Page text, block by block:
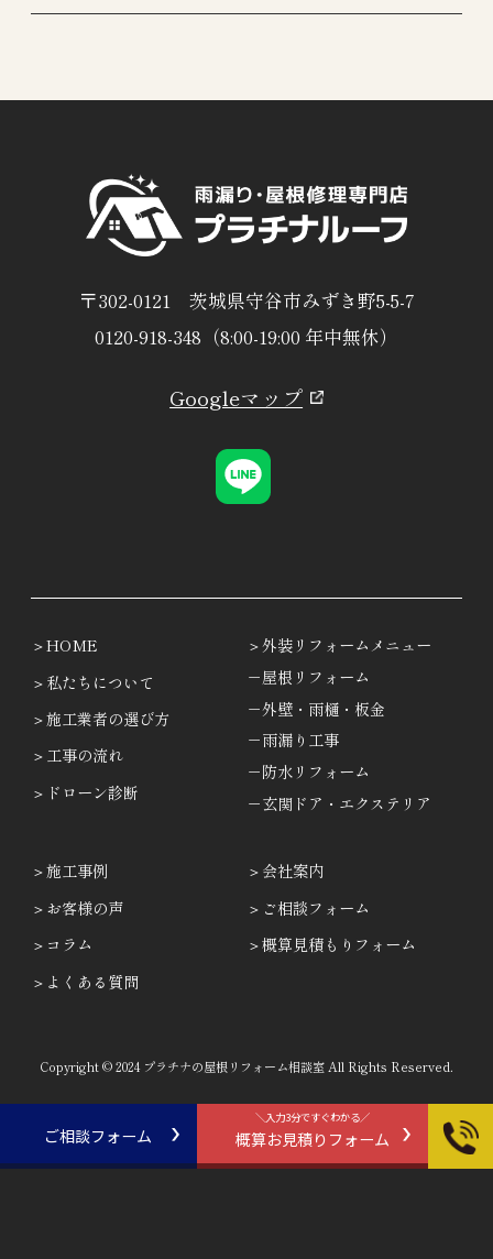
〒302-0121 茨城県守谷市みずき野5-5-7
0120-918-348（8:00-19:00 年中無休）
Googleマップ
HOME
私たちについて
施工業者の選び方
工事の流れ
ドローン診断
外装リフォームメニュー
－屋根リフォーム
－外壁・雨樋・板金
－雨漏り工事
－防水リフォーム
－玄関ドア・エクステリア
施工事例
お客様の声
コラム
よくある質問
会社案内
ご相談フォーム
概算見積もりフォーム
Copyright © 2024 プラチナの屋根リフォーム相談室 All Rights Reserved.
ご相談フォーム
＼入力3分ですぐわかる／
概算お見積りフォーム